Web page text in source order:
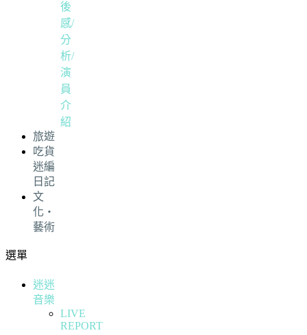
後
感/
分
析/
演
員
介
紹
旅遊
吃貨
迷編
日記
文
化・
藝術
選單
迷迷
音樂
LIVE
REPORT